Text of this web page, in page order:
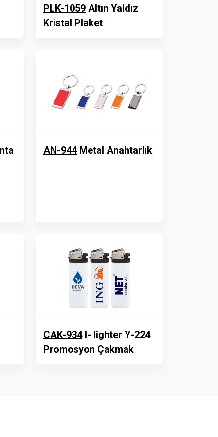
PLK-1059 Altın Yaldız
Kristal Plaket
AN-944Metal Anahtarlık
CAK-934I- lighter Y-224
Promosyon Çakmak